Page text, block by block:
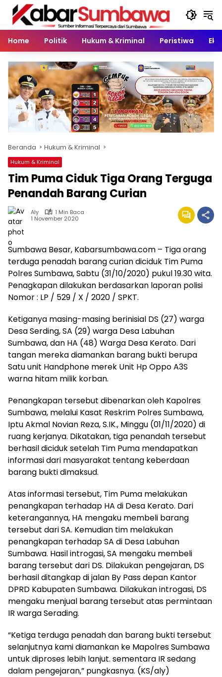
Langsung
konten
Home
Politik Hukum & Kriminal Peristiwa
Beranda Hukum & Kriminal
Hukum & Kriminal
Tim Puma Ciduk Tiga Orang Terguga
Penandah Barang Curian
Aly
1 Min Baca
1 November 2020
Sumbawa Besar, Kabarsumbawa.com – Tiga orang
terduga penadah barang curian diciduk Tim Puma
Polres Sumbawa, Sabtu (31/10/2020) pukul 19.30 wita.
Penagkapan dilakukan berdasarkan laporan polisi
Nomor : LP / 529 / X / 2020 / SPKT.
Ketiganya masing-masing berinisial DS (27) warga
Desa Serding, SA (29) warga Desa Labuhan
Sumbawa, dan HA (48) Warga Desa Kerato. Dari
tangan mereka diamankan barang bukti berupa
Satu unit Handphone merek Unit Hp Oppo A3S
warna hitam milik korban.
Penangkapan tersebut dibenarkan oleh Kapolres
Sumbawa, melalui Kasat Reskrim Polres Sumbawa,
Iptu Akmal Novian Reza, S.IK., Minggu (01/11/2020) di
ruang kerjanya. Dikatakan, tiga penandah tersebut
berhasil diciduk setelah Tim Puma mendapatkan
informasi dari masyarakat tentang keberdaan
barang bukti dimaksud.
Atas informasi tersebut, Tim Puma melakukan
penangkapan terhadap HA di Desa Kerato. Dari
keterangannya, HA mengaku membeli barang
tersebut dari SA. Kemudian tim melakukan
penangkapan terhadap SA di Desa Labuhan
Sumbawa. Hasil introgasi, SA mengaku membeli
barang tersebut dari DS. Dilakukan pengejaran, DS
berhasil ditangkap di jalan By Pass depan Kantor
DPRD Kabupaten Sumbawa. Dilakukan introgasi, DS
mengaku menjual barang tersebut atas permintaan
IR warga Serading.
“Ketiga terduga penadah dan barang bukti tersebut
selanjutnya kami diamankan ke Mapolres Sumbawa
untuk diproses lebih lanjut. sementara IR sedang
dalam pengejaran,” pungkasnya. (KS/aly)